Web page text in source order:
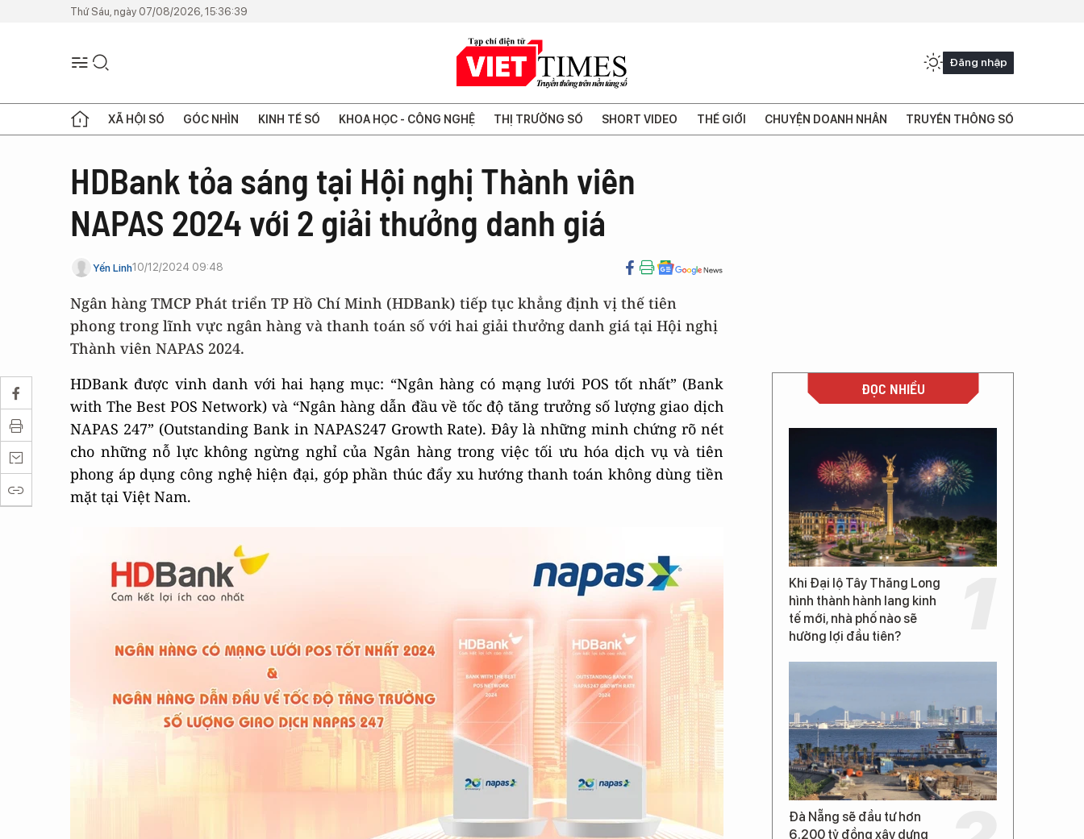
Thứ Sáu, ngày 07/08/2026, 15:36:39
Đăng nhập
XÃ HỘI SỐ GÓC NHÌN KINH TẾ SỐ KHOA HỌC - CÔNG NGHỆ THỊ TRƯỜNG SỐ SHORT VIDEO THẾ GIỚI CHUYỆN DOANH NHÂN TRUYỀN THÔNG SỐ
HDBank tỏa sáng tại Hội nghị Thành viên
NAPAS 2024 với 2 giải thưởng danh giá
Yến Linh10/12/2024 09:48
Ngân hàng TMCP Phát triển TP Hồ Chí Minh (HDBank) tiếp tục khẳng định vị thế tiên
phong trong lĩnh vực ngân hàng và thanh toán số với hai giải thưởng danh giá tại Hội nghị
Thành viên NAPAS 2024.
HDBank được vinh danh với hai hạng mục: “Ngân hàng có mạng lưới POS tốt nhất” (Bank
with The Best POS Network) và “Ngân hàng dẫn đầu về tốc độ tăng trưởng số lượng giao dịch
NAPAS 247” (Outstanding Bank in NAPAS247 Growth Rate). Đây là những minh chứng rõ nét
cho những nỗ lực không ngừng nghỉ của Ngân hàng trong việc tối ưu hóa dịch vụ và tiên
phong áp dụng công nghệ hiện đại, góp phần thúc đẩy xu hướng thanh toán không dùng tiền
mặt tại Việt Nam.
ĐỌC NHIỀU
Khi Đại lộ Tây Thăng Long
hình thành hành lang kinh
tế mới, nhà phố nào sẽ
hưởng lợi đầu tiên?
Đà Nẵng sẽ đầu tư hơn
6.200 tỷ đồng xây dựng